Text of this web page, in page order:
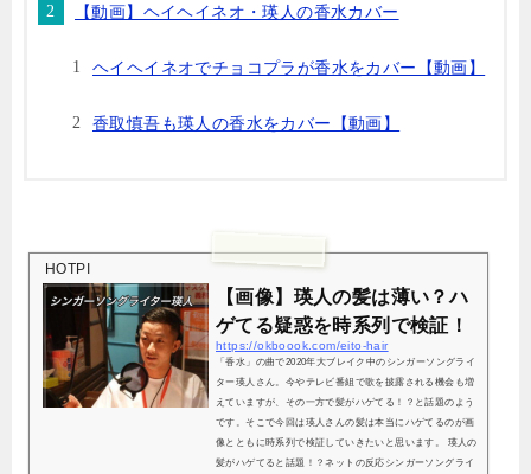
【動画】ヘイヘイネオ・瑛人の香水カバー
ヘイヘイネオでチョコプラが香水をカバー【動画】
香取慎吾も瑛人の香水をカバー【動画】
HOTPI
【画像】瑛人の髪は薄い？ハ
ゲてる疑惑を時系列で検証！
https://okboook.com/eito-hair
「香水」の曲で2020年大ブレイク中のシンガーソングライ
ター瑛人さん。今やテレビ番組で歌を披露される機会も増
えていますが、その一方で髪がハゲてる！？と話題のよう
です。そこで今回は瑛人さんの髪は本当にハゲてるのが画
像とともに時系列で検証していきたいと思います。 瑛人の
髪がハゲてると話題！？ネットの反応シンガーソングライ